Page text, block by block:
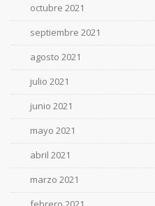
octubre 2021
septiembre 2021
agosto 2021
julio 2021
junio 2021
mayo 2021
abril 2021
marzo 2021